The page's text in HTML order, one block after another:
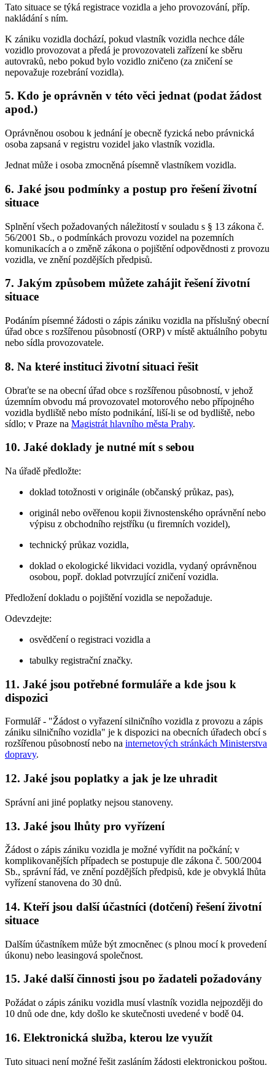
Tato situace se týká registrace vozidla a jeho provozování, příp.
nakládání s ním.
K zániku vozidla dochází, pokud vlastník vozidla nechce dále
vozidlo provozovat a předá je provozovateli zařízení ke sběru
autovraků, nebo pokud bylo vozidlo zničeno (za zničení se
nepovažuje rozebrání vozidla).
5. Kdo je oprávněn v této věci jednat (podat žádost
apod.)
Oprávněnou osobou k jednání je obecně fyzická nebo právnická
osoba zapsaná v registru vozidel jako vlastník vozidla.
Jednat může i osoba zmocněná písemně vlastníkem vozidla.
6. Jaké jsou podmínky a postup pro řešení životní
situace
Splnění všech požadovaných náležitostí v souladu s § 13 zákona č.
56/2001 Sb., o podmínkách provozu vozidel na pozemních
komunikacích a o změně zákona o pojištění odpovědnosti z provozu
vozidla, ve znění pozdějších předpisů.
7. Jakým způsobem můžete zahájit řešení životní
situace
Podáním písemné žádosti o zápis zániku vozidla na příslušný obecní
úřad obce s rozšířenou působností (ORP) v místě aktuálního pobytu
nebo sídla provozovatele.
8. Na které instituci životní situaci řešit
Obraťte se na obecní úřad obce s rozšířenou působností, v jehož
územním obvodu má provozovatel motorového nebo přípojného
vozidla bydliště nebo místo podnikání, liší-li se od bydliště, nebo
sídlo; v Praze na Magistrát hlavního města Prahy.
10. Jaké doklady je nutné mít s sebou
Na úřadě předložte:
doklad totožnosti v originále (občanský průkaz, pas),
originál nebo ověřenou kopii živnostenského oprávnění nebo
výpisu z obchodního rejstříku (u firemních vozidel),
technický průkaz vozidla,
doklad o ekologické likvidaci vozidla, vydaný oprávněnou
osobou, popř. doklad potvrzující zničení vozidla.
Předložení dokladu o pojištění vozidla se nepožaduje.
Odevzdejte:
osvědčení o registraci vozidla a
tabulky registrační značky.
11. Jaké jsou potřebné formuláře a kde jsou k
dispozici
Formulář - "Žádost o vyřazení silničního vozidla z provozu a zápis
zániku silničního vozidla" je k dispozici na obecních úřadech obcí s
rozšířenou působností nebo na internetových stránkách Ministerstva
dopravy.
12. Jaké jsou poplatky a jak je lze uhradit
Správní ani jiné poplatky nejsou stanoveny.
13. Jaké jsou lhůty pro vyřízení
Žádost o zápis zániku vozidla je možné vyřídit na počkání; v
komplikovanějších případech se postupuje dle zákona č. 500/2004
Sb., správní řád, ve znění pozdějších předpisů, kde je obvyklá lhůta
vyřízení stanovena do 30 dnů.
14. Kteří jsou další účastníci (dotčení) řešení životní
situace
Dalším účastníkem může být zmocněnec (s plnou mocí k provedení
úkonu) nebo leasingová společnost.
15. Jaké další činnosti jsou po žadateli požadovány
Požádat o zápis zániku vozidla musí vlastník vozidla nejpozději do
10 dnů ode dne, kdy došlo ke skutečnosti uvedené v bodě 04.
16. Elektronická služba, kterou lze využít
Tuto situaci není možné řešit zasláním žádosti elektronickou poštou.